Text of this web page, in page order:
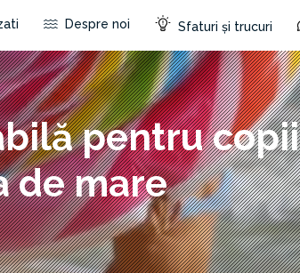
Despre noi Sfaturi și trucuri
pentru copii
de mare